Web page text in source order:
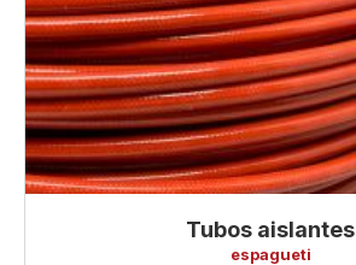
Tubos aislantes
espagueti